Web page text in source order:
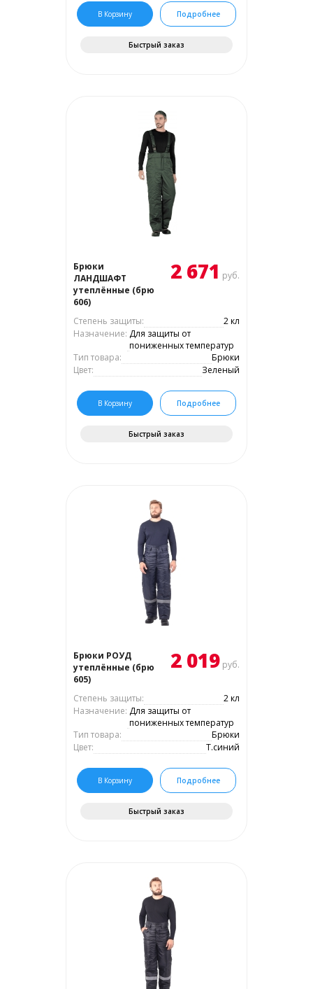
В Корзину Подробнее
Быстрый заказ
Брюки
ЛАНДШАФТ
утеплённые (брю
606)
2 671 руб.
Степень защиты:
2 кл
Назначение: Для защиты от
пониженных температур
Тип товара:
Брюки
Цвет:
Зеленый
В Корзину Подробнее
Быстрый заказ
Брюки РОУД
утеплённые (брю
605)
2 019 руб.
Степень защиты:
2 кл
Назначение: Для защиты от
пониженных температур
Тип товара:
Брюки
Цвет:
Т.синий
В Корзину Подробнее
Быстрый заказ